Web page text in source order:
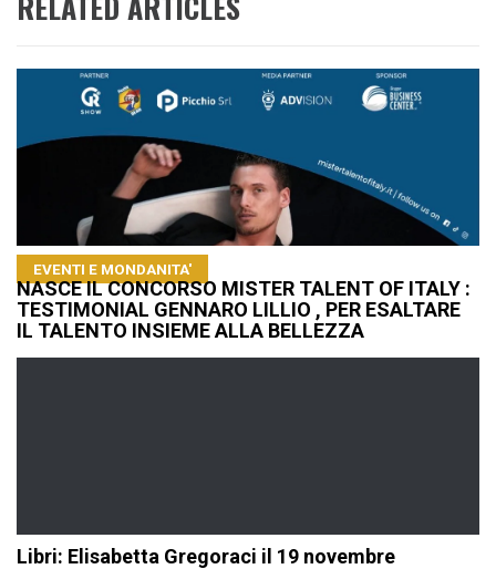
EVENTI E MONDANITA'
NASCE IL CONCORSO MISTER TALENT OF ITALY :
TESTIMONIAL GENNARO LILLIO , PER ESALTARE
IL TALENTO INSIEME ALLA BELLEZZA
Libri: Elisabetta Gregoraci il 19 novembre